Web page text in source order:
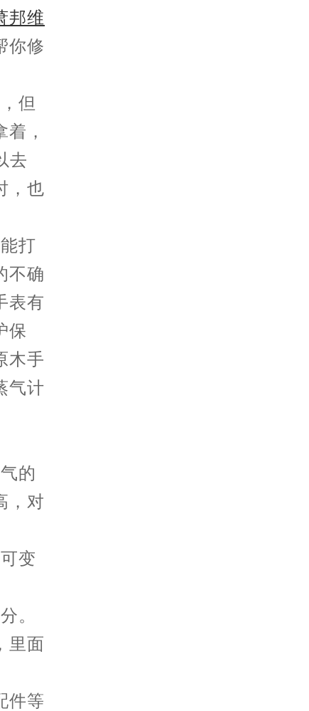
邦维
你修
但
，
去
，也
打
不确
表有
保
木手
气计
的
，对
变
。
里面
件等